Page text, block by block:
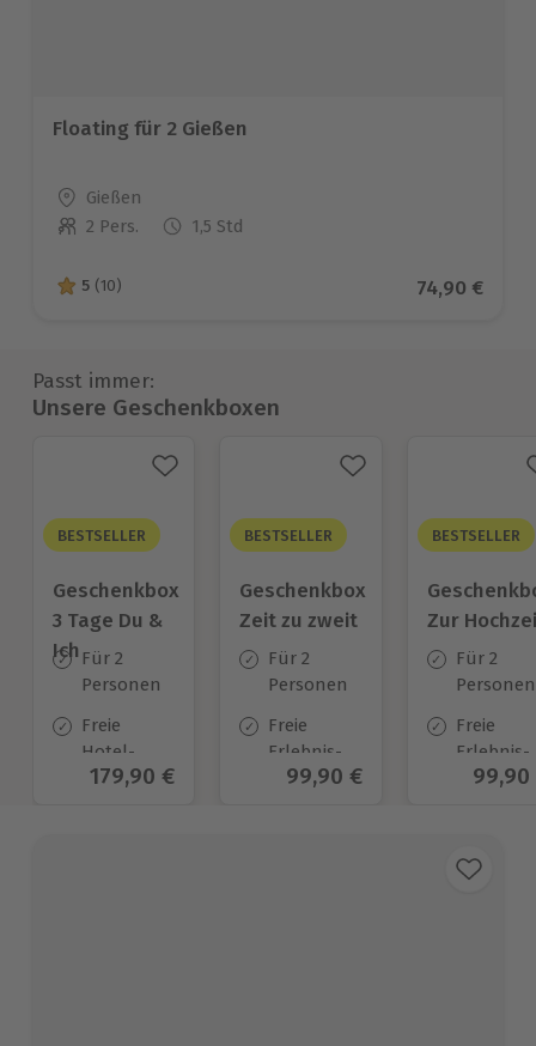
Floating für 2 Gießen
Standort
Gießen
Anzahl der Teilnehmer
2 Pers. 1,5 Std
5 von 5 Sternen basierend auf 10 Bewertungen
5 (10) Aktueller
74,90 €
Passt immer:
Unsere Geschenkboxen
BESTSELLER
Geschenkbox
3 Tage Du &
Ich Für 2
Personen
Freie
Hotel-
Auswahl
Aktueller Preis
179,90 €
BESTSELLER
Geschenkbox
Zeit zu zweit
Für 2
Personen
Freie
Erlebnis-
Auswahl
Aktueller Preis
99,90 €
BESTSELLER
Zur
Für 2
Personen
Freie
Erlebnis-
Auswahl
99,90